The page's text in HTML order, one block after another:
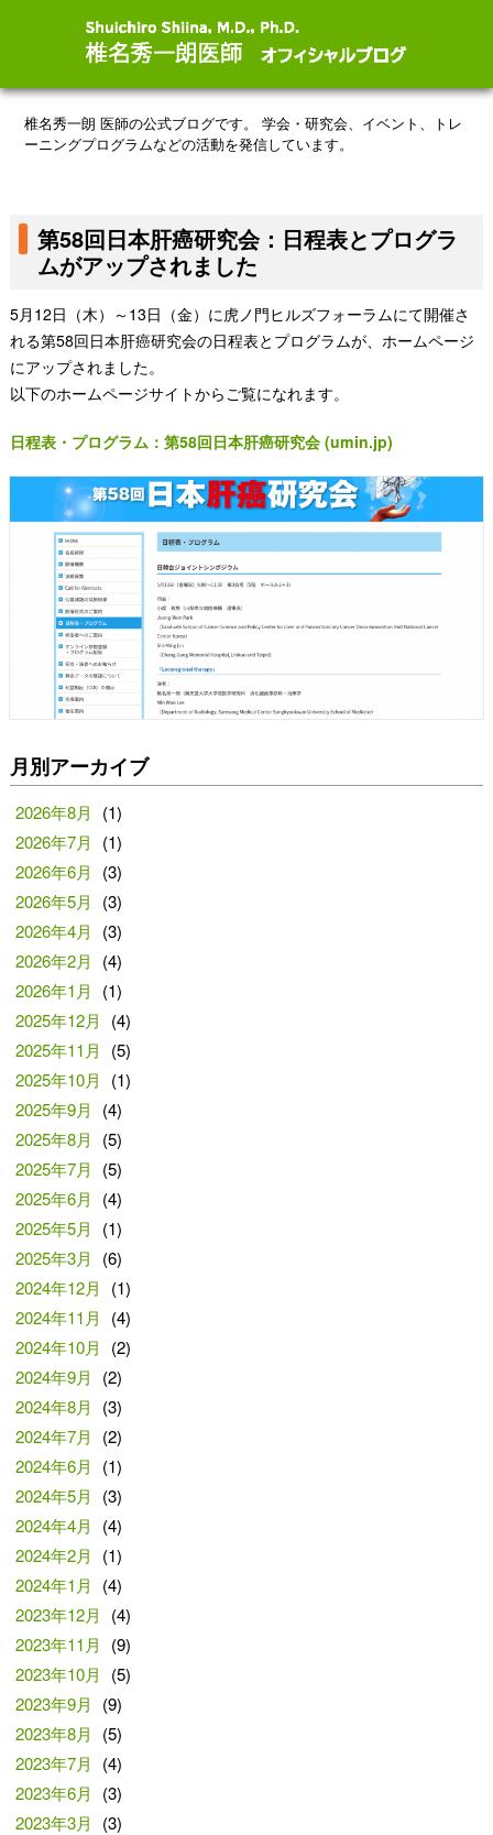
椎名秀一朗 医師の公式ブログです。
学会・研究会、イベント、トレ
ーニングプログラムなどの活動を発信しています。
第58回日本肝癌研究会：日程表とプログラ
ムがアップされました
5月12日（木）～13日（金）に虎ノ門ヒルズフォーラムにて開催さ
れる第58回日本肝癌研究会の日程表とプログラムが、ホームページ
にアップされました。
以下のホームページサイトからご覧になれます。
日程表・プログラム：第58回日本肝癌研究会 (umin.jp)
月別アーカイブ
2026年8月
(1)
2026年7月
(1)
2026年6月
(3)
2026年5月
(3)
2026年4月
(3)
2026年2月
(4)
2026年1月
(1)
2025年12月
(4)
2025年11月
(5)
2025年10月
(1)
2025年9月
(4)
2025年8月
(5)
2025年7月
(5)
2025年6月
(4)
2025年5月
(1)
2025年3月
(6)
2024年12月
(1)
2024年11月
(4)
2024年10月
(2)
2024年9月
(2)
2024年8月
(3)
2024年7月
(2)
2024年6月
(1)
2024年5月
(3)
2024年4月
(4)
2024年2月
(1)
2024年1月
(4)
2023年12月
(4)
2023年11月
(9)
2023年10月
(5)
2023年9月
(9)
2023年8月
(5)
2023年7月
(4)
2023年6月
(3)
2023年3月
(3)